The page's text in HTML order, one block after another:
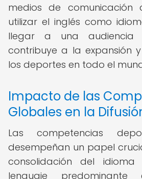
medios de comunicación
utilizar el inglés como
llegar a una
contribuye a la expansión
los deportes en todo el
Impacto de las
Globales en la
Las competencias
desempeñan un papel
consolidación del
lenguaje